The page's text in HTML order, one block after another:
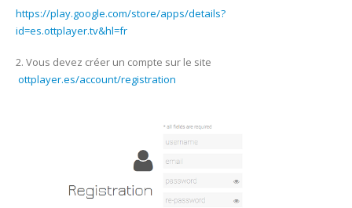
https://play.google.com/store/apps/details?
id=es.ottplayer.tv&hl=fr
2. Vous devez créer un compte sur le site
ottplayer.es/account/registration